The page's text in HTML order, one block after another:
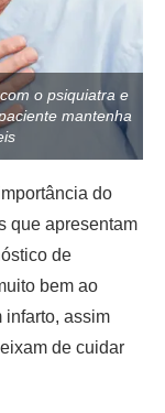
o psiquiatra e
mantenha
do
que apresentam
de
bem ao
infarto, assim
de cuidar